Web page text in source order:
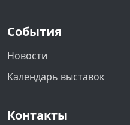
События
Новости
Календарь выставок
Контакты